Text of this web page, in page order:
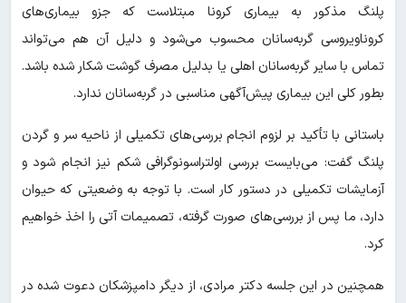
پلنگ مذکور به بیماری کرونا مبتلاست که جزو بیماری‌های
کروناویروسی گربه‌سانان محسوب می‌شود و دلیل آن هم می‌تواند
تماس با سایر گربه‌سانان اهلی یا بدلیل مصرف گوشت شکار شده باشد.
بطور کلی این بیماری پیش‌آگهی مناسبی در گربه‌سانان ندارد.
باستانی با تأکید بر لزوم انجام بررسی‌های تکمیلی از ناحیه سر و گردن
پلنگ گفت: می‌بایست بررسی اولتراسونوگرافی شکم نیز انجام شود و
آزمایشات تکمیلی در دستور کار است. با توجه به وضعیتی که حیوان
دارد، ما پس از بررسی‌های صورت گرفته، تصمیمات آتی را اخذ خواهیم
کرد.
همچنین در این جلسه دکتر مرادی، از دیگر دامپزشکان دعوت شده در